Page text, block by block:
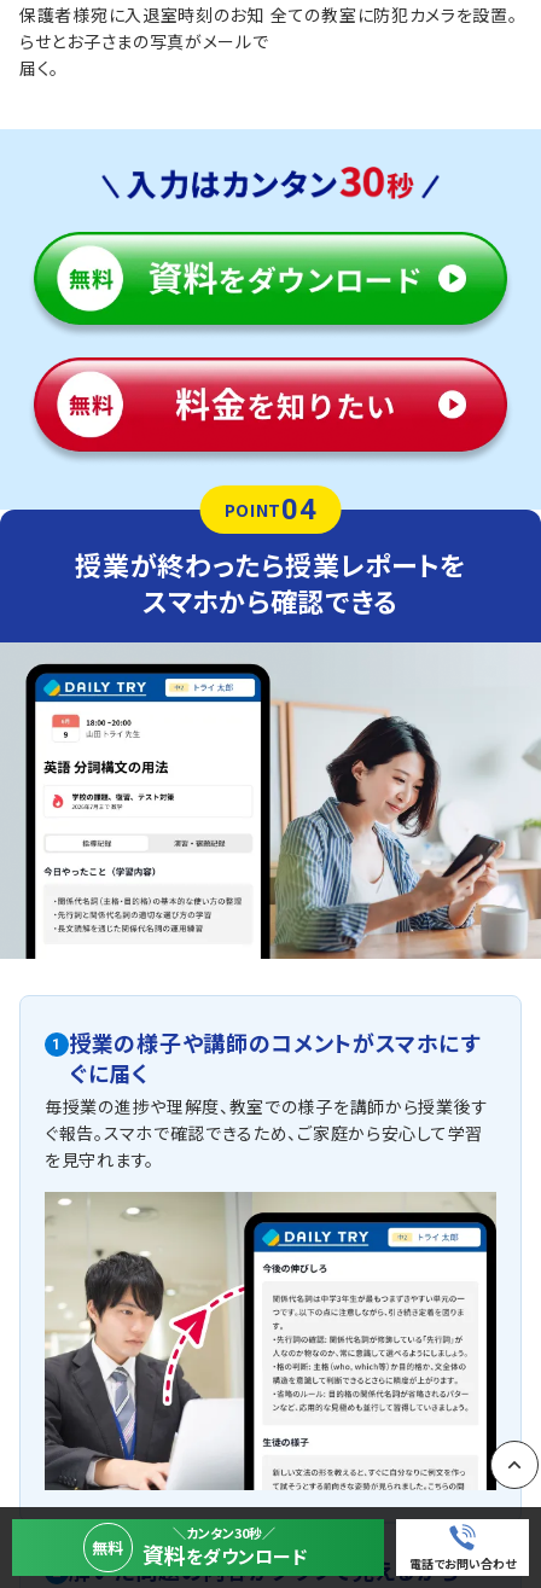
保護者様宛に入退室時刻のお知
らせとお子さまの写真がメールで
届く。
全ての教室に防犯カメラを設置。
POINT04
授業が終わったら授業レポートを
スマホから確認できる
1
授業の様子や講師のコメントがスマホにす
ぐに届く
毎授業の進捗や理解度、教室での様子を講師から授業後す
ぐ報告。スマホで確認できるため、ご家庭から安心して学習
を見守れます。
2 解いた問題の内容がグラフで見えるから一
無料
＼カンタン30秒／
資料をダウンロード 電話でお問い合わせ